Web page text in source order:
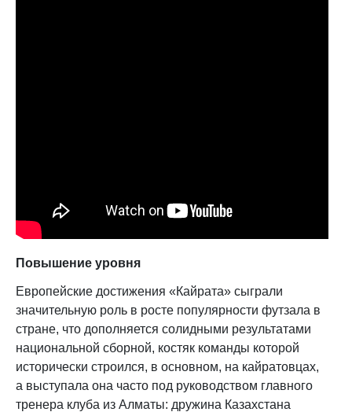
Повышение уровня
Европейские достижения «Кайрата» сыграли
значительную роль в росте популярности футзала в
стране, что дополняется солидными результатами
национальной сборной, костяк команды которой
исторически строился, в основном, на кайратовцах,
а выступала она часто под руководством главного
тренера клуба из Алматы: дружина Казахстана